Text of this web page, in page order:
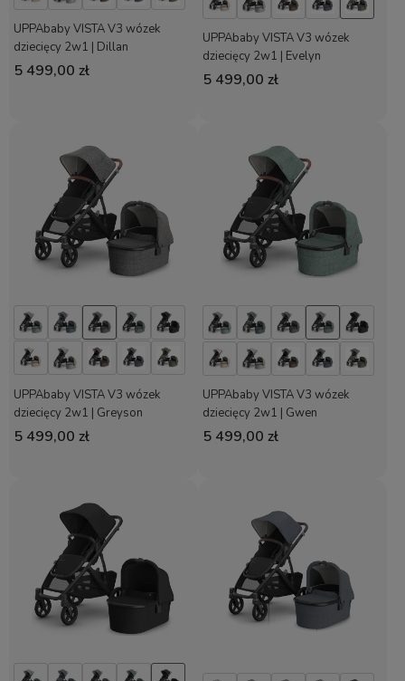
UPPAbaby VISTA V3 wózek
dziecięcy 2w1 | Dillan
5 499,00 zł
UPPAbaby VISTA V3 wózek
dziecięcy 2w1 | Evelyn
5 499,00 zł
UPPAbaby VISTA V3 wózek
dziecięcy 2w1 | Greyson
5 499,00 zł
UPPAbaby VISTA V3 wózek
dziecięcy 2w1 | Gwen
5 499,00 zł